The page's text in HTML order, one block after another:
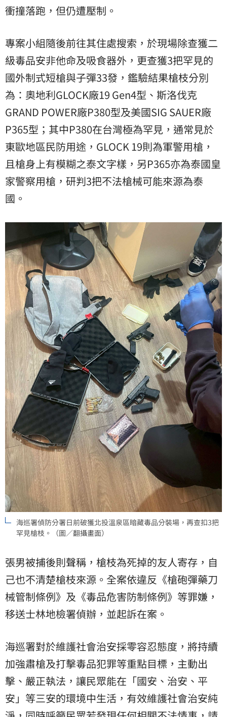
衝撞落跑，但仍遭壓制。
專案小組隨後前往其住處搜索，於現場除查獲二
級毒品安非他命及吸食器外，更查獲3把罕見的
國外制式短槍與子彈33發，鑑驗結果槍枝分別
為：奧地利GLOCK廠19 Gen4型、斯洛伐克
GRAND POWER廠P380型及美國SIG SAUER廠
P365型；其中P380在台灣極為罕見，通常見於
東歐地區民防用途，GLOCK 19則為軍警用槍，
且槍身上有模糊之泰文字樣，另P365亦為泰國皇
家警察用槍，研判3把不法槍械可能來源為泰
國。
海巡署偵防分署日前破獲北投溫泉區暗藏毒品分裝場，再查扣3把
罕見槍枝。（圖／翻攝畫面）
張男被捕後則聲稱，槍枝為死掉的友人寄存，自
己也不清楚槍枝來源。全案依違反《槍砲彈藥刀
械管制條例》及《毒品危害防制條例》等罪嫌，
移送士林地檢署偵辦，並起訴在案。
海巡署對於維護社會治安採零容忍態度，將持續
加強肅槍及打擊毒品犯罪等重點目標，主動出
擊、嚴正執法，讓民眾能在「國安、治安、平
安」等三安的環境中生活，有效維護社會治安純